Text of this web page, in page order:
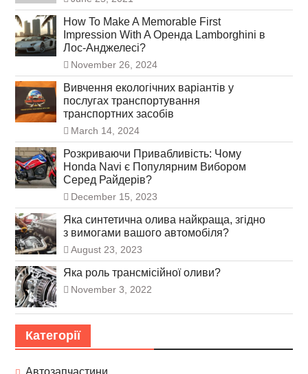
How To Make A Memorable First
Impression With A Оренда Lamborghini в
Лос-Анджелесі?
November 26, 2024
Вивчення екологічних варіантів у
послугах транспортування
транспортних засобів
March 14, 2024
Розкриваючи Привабливість: Чому
Honda Navi є Популярним Вибором
Серед Райдерів?
December 15, 2023
Яка синтетична олива найкраща, згідно
з вимогами вашого автомобіля?
August 23, 2023
Яка роль трансмісійної оливи?
November 3, 2022
Категорії